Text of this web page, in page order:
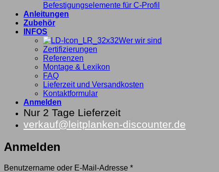
Befestigungselemente für C-Profil
Anleitungen
Zubehör
INFOS
Wer wir sind
Zertifizierungen
Referenzen
Montage & Lexikon
FAQ
Lieferzeit und Versandkosten
Kontaktformular
Anmelden
Nur 2 Tage Lieferzeit
verkauf@leitplanken-discounter.de
Anmelden
Benutzername oder E-Mail-Adresse *Erforderlich